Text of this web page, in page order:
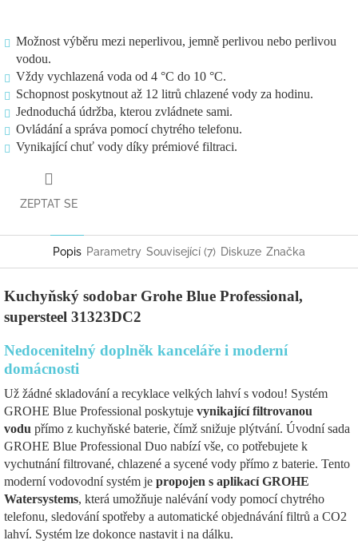
Možnost výběru mezi neperlivou, jemně perlivou nebo perlivou
vodou.
Vždy vychlazená voda od 4 °C do 10 °C.
Schopnost poskytnout až 12 litrů chlazené vody za hodinu.
Jednoduchá údržba, kterou zvládnete sami.
Ovládání a správa pomocí chytrého telefonu.
Vynikající chuť vody díky prémiové filtraci.
ZEPTAT SE
Popis Parametry Související (7) Diskuze Značka
Kuchyňský sodobar Grohe Blue Professional,
supersteel 31323DC2
Nedocenitelný doplněk kanceláře i moderní
domácnosti
Už žádné skladování a recyklace velkých lahví s vodou! Systém
GROHE Blue Professional poskytuje vynikající filtrovanou
vodu přímo z kuchyňské baterie, čímž snižuje plýtvání. Úvodní sada
GROHE Blue Professional Duo nabízí vše, co potřebujete k
vychutnání filtrované, chlazené a sycené vody přímo z baterie. Tento
moderní vodovodní systém je propojen s aplikací GROHE
Watersystems, která umožňuje nalévání vody pomocí chytrého
telefonu, sledování spotřeby a automatické objednávání filtrů a CO2
lahví. Systém lze dokonce nastavit i na dálku.